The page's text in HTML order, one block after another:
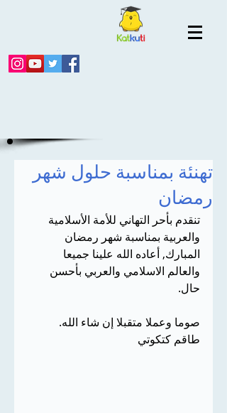
تهنئة بمناسبة حلول شهر
رمضان
تنقدم بأحر التهاني للأمة الأسلامية
والعربية بمناسبة شهر رمضان
المبارك, أعاده الله علينا جميعا
والعالم الاسلامي والعربي بأحسن
حال.
صوما وعملا متقبلا إن شاء الله.
طاقم كتكوتي